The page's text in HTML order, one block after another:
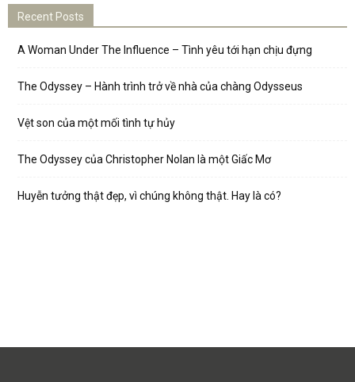
Recent Posts
A Woman Under The Influence – Tình yêu tới hạn chịu đựng
The Odyssey – Hành trình trở về nhà của chàng Odysseus
Vệt son của một mối tình tự hủy
The Odyssey của Christopher Nolan là một Giấc Mơ
Huyễn tưởng thật đẹp, vì chúng không thật. Hay là có?